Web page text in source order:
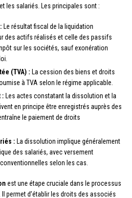
les salariés. Les principales sont :
Le résultat fiscal de la liquidation
des actifs réalisés et celle des passifs
sur les sociétés, sauf exonération
(TVA) : La cession des biens et droits
à TVA selon le régime applicable.
: Les actes constatant la dissolution et la
en principe être enregistrés auprès des
le paiement de droits
: La dissolution implique généralement
des salariés, avec versement
selon les cas.
est une étape cruciale dans le processus
permet d’établir les droits des associés